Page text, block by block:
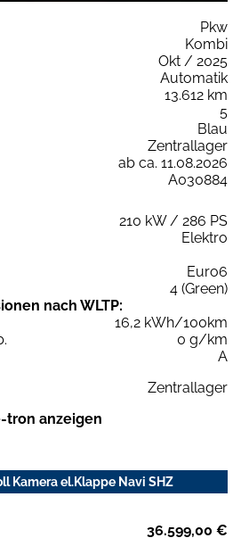
Pkw
Kombi
Okt / 2025
Automatik
13.612 km
5
Blau
Zentrallager
ab ca. 11.08.2026
A030884
210 kW / 286 PS
Elektro
Euro6
4 (Green)
nach WLTP:
16,2 kWh/100km
0 g/km
A
Zentrallager
tron anzeigen
Kamera el.Klappe Navi SHZ
36.599,00 €